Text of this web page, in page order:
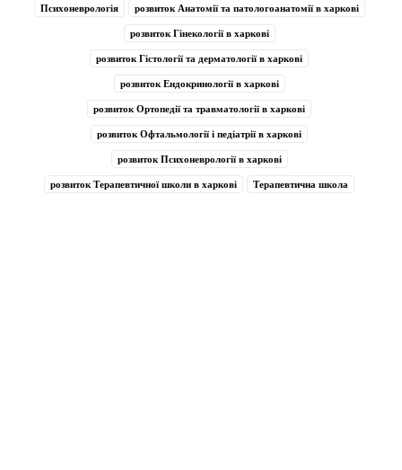
Психоневрологія розвиток Анатомії та патологоанатомії в харкові
розвиток Гінекології в харкові
розвиток Гістології та дерматології в харкові
розвиток Ендокринології в харкові
розвиток Ортопедії та травматології в харкові
розвиток Офтальмології і педіатрії в харкові
розвиток Психоневрології в харкові
розвиток Терапевтичної школи в харкові Терапевтична школа